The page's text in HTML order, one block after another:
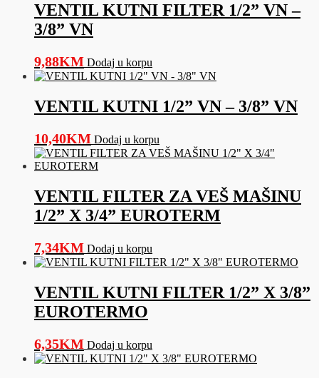
VENTIL KUTNI FILTER 1/2” VN –
3/8” VN
9,88KM Dodaj u korpu
VENTIL KUTNI 1/2” VN – 3/8” VN
10,40KM Dodaj u korpu
VENTIL FILTER ZA VEŠ MAŠINU
1/2” X 3/4” EUROTERM
7,34KM Dodaj u korpu
VENTIL KUTNI FILTER 1/2” X 3/8”
EUROTERMO
6,35KM Dodaj u korpu